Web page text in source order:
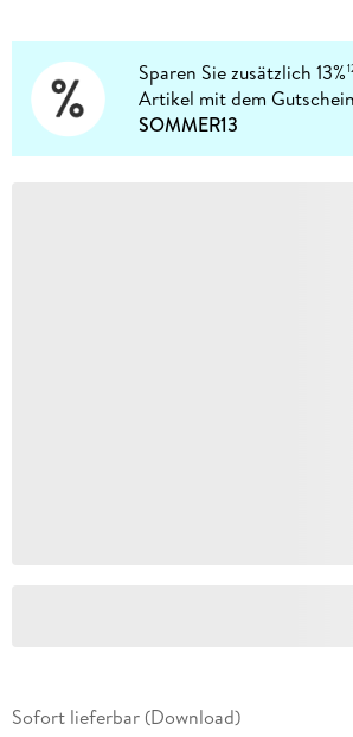
Sparen Sie zusätzlich 13%
Artikel mit dem
SOMMER13
Sofort lieferbar (Download)